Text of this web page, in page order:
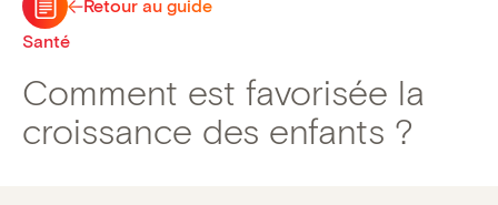
Retour au guide
Santé
Comment est favorisée la
croissance des enfants ?